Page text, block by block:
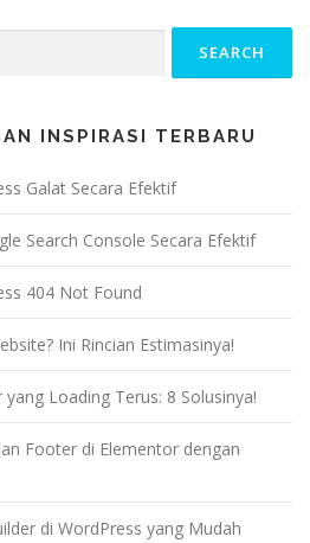
INSPIRASI TERBARU
Galat Secara Efektif
Search Console Secara Efektif
404 Not Found
Ini Rincian Estimasinya!
Loading Terus: 8 Solusinya!
Footer di Elementor dengan
di WordPress yang Mudah